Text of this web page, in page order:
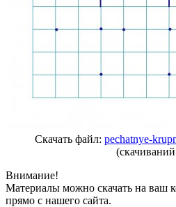
Скачать файл: pechatnye-
Внимание!
Материалы можно скачать на ваш
прямо с нашего сайта.